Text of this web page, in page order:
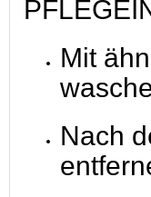
Mit
Nach